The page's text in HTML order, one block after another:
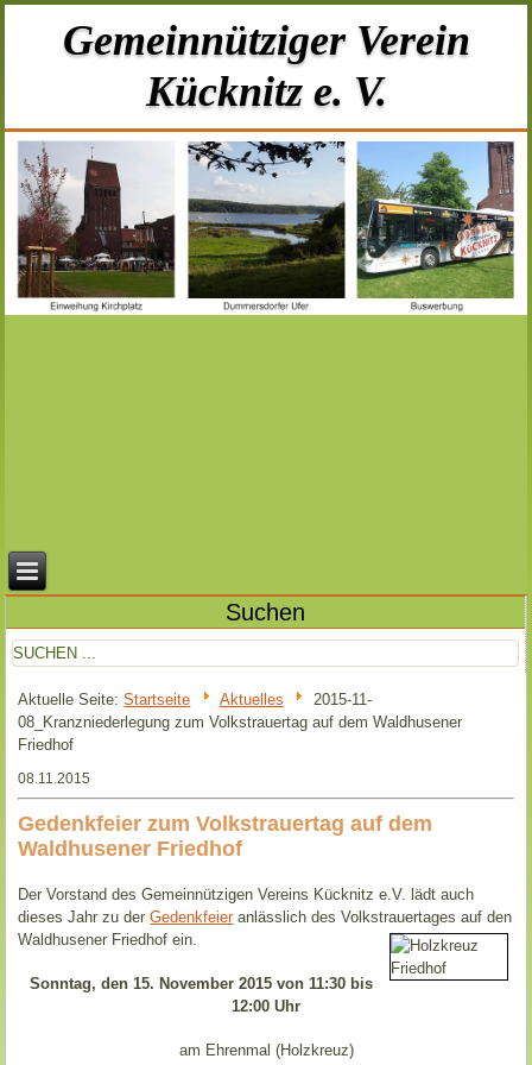
Gemeinnütziger Verein
Kücknitz e. V.
Suchen
Aktuelle Seite:Startseite Aktuelles
2015-11-
08_Kranzniederlegung zum Volkstrauertag auf dem Waldhusener
Friedhof
08.11.2015
Gedenkfeier zum Volkstrauertag auf dem
Waldhusener Friedhof
Der Vorstand des Gemeinnützigen Vereins Kücknitz e.V. lädt auch
dieses Jahr zu derGedenkfeieranlässlich des Volkstrauertages auf den
Waldhusener Friedhof ein.
Sonntag, den 15. November 2015 von 11:30 bis
12:00 Uhr
am Ehrenmal (Holzkreuz)